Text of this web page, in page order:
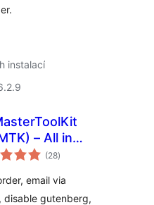
instalací
– All in
(28celkové
hodnocení
)
email via
disable gutenberg,